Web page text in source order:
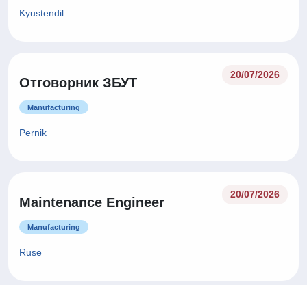
Kyustendil
Отговорник ЗБУТ
20/07/2026
Manufacturing
Pernik
Maintenance Engineer
20/07/2026
Manufacturing
Ruse